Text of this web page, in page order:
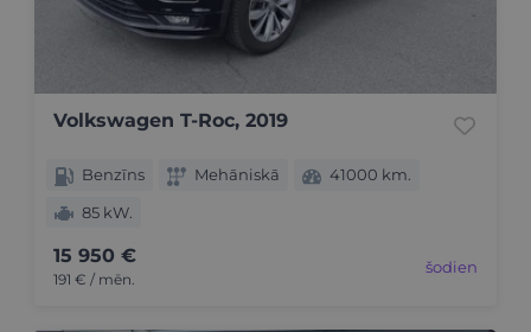
Volkswagen T-Roc, 2019
Benzīns Mehāniskā
41000 km.
85 kW.
15 950 €
191 € / mēn.
šodien